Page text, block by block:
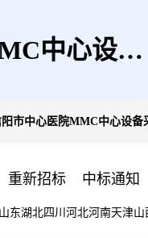
中心设备
市中心医院MMC中心设备
重新招标 中标通知
山东湖北四川 河北河南天津山